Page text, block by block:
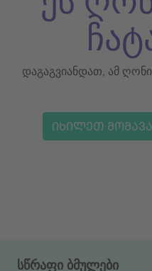
დაგაგვიანდათ, ამ
ᲘᲮᲘᲚᲔᲗ
სწრაფი ბმულები